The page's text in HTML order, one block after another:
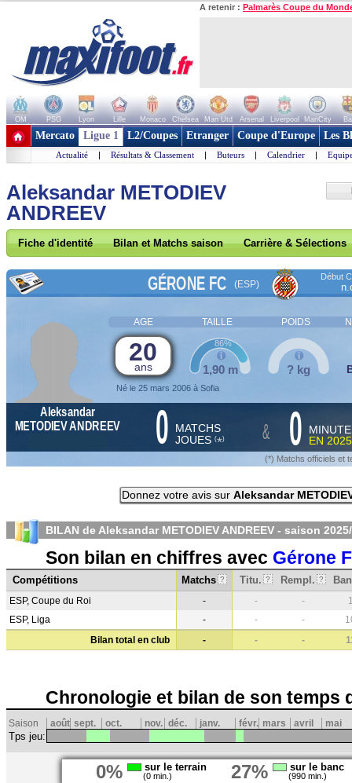
A retenir : Palmarès Coupe du
OM PSG Lyon Lille Monaco Chelsea Man Utd Arsenal Liverpool ManCity
+ de clubs
Mercato Ligue 1 L2/Coupes Etranger Coupe d'Europe Les
Actualité | Résultats & Classement | Buteurs | Calendrier |
Aleksandar METODIEV
ANDREEV
Fiche d'identité Bilan et Matchs saison Carrière & Sélections
GÉRONE FC (ESP)
Début
AGE TAILLE POIDS
20
ans
Né le 25 mars 2006 à Sofia
1,90 m
86%
? kg
Aleksandar
METODIEV ANDREEV
0
MATCHS
JOUES (*) & 0
EN
(*) Matchs officiels et
Donnez votre avis sur Aleksandar
BILAN de Aleksandar METODIEV ANDREEV - saison
Son bilan en chiffres avec Gérone
Compétitions Matchs ? Titu. ? Rempl. ?
ESP, Coupe du Roi - - -
ESP, Liga
- - -
Bilan total en club
- - -
Chronologie et bilan de son temps
Saison août sept. oct. nov. déc. janv. févr. mars avril mai
Tps jeu:
0% sur le terrain
(0 min.) 27% sur le banc
(990 min.)